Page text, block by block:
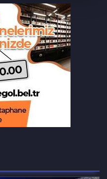
motosikletle
çocuk 3 yaralı
alan kaza saniye
yansıdı
çaldı, kameraya
tutuklandı